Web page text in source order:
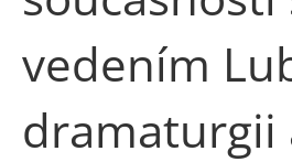
vedením
dramaturgii